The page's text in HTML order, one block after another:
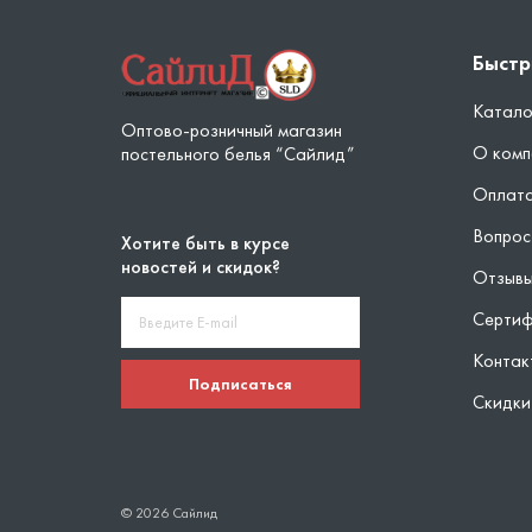
Оптово-розничный магазин
постельного белья “Сайлид”
Хотите быть в курсе
новостей и скидок?
Подписаться
О
Отзывы
Скидки
© 2026 Сайлид